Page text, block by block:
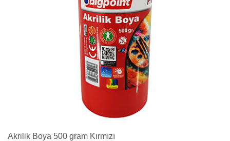
Akrilik Boya 500 gram Kırmızı